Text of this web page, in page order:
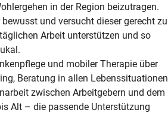
in der Region beizutragen.
und versucht dieser gerecht zu
Arbeit unterstützen und so
und mobiler Therapie über
Beratung in allen Lebenssituationen
zwischen Arbeitgebern und dem
Alt – die passende Unterstützung